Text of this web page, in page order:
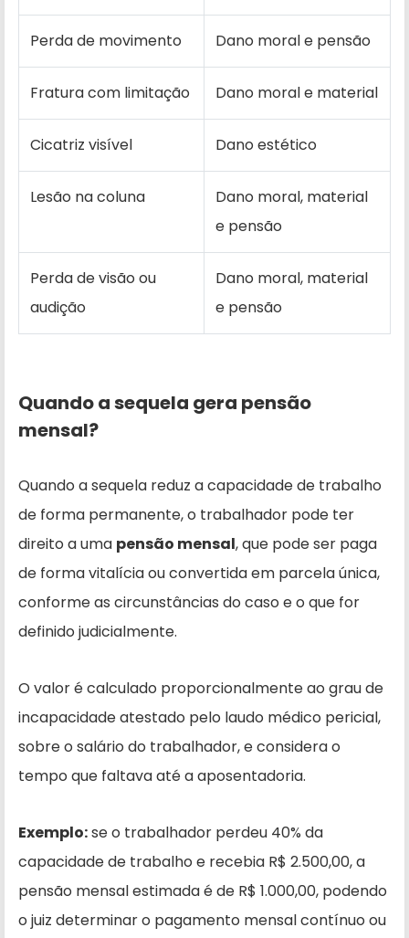
Perda de movimento Dano moral e pensão
Fratura com limitação Dano moral e material
Cicatriz visível Dano estético
Lesão na coluna
Dano moral, material
e pensão
Perda de visão ou
audição
Dano moral, material
e pensão
Quando a sequela gera pensão
mensal?
Quando a sequela reduz a capacidade de trabalho
de forma permanente, o trabalhador pode ter
direito a uma pensão mensal, que pode ser paga
de forma vitalícia ou convertida em parcela única,
conforme as circunstâncias do caso e o que for
definido judicialmente.
O valor é calculado proporcionalmente ao grau de
incapacidade atestado pelo laudo médico pericial,
sobre o salário do trabalhador, e considera o
tempo que faltava até a aposentadoria.
Exemplo:se o trabalhador perdeu 40% da
capacidade de trabalho e recebia R$ 2.500,00, a
pensão mensal estimada é de R$ 1.000,00, podendo
o juiz determinar o pagamento mensal contínuo ou